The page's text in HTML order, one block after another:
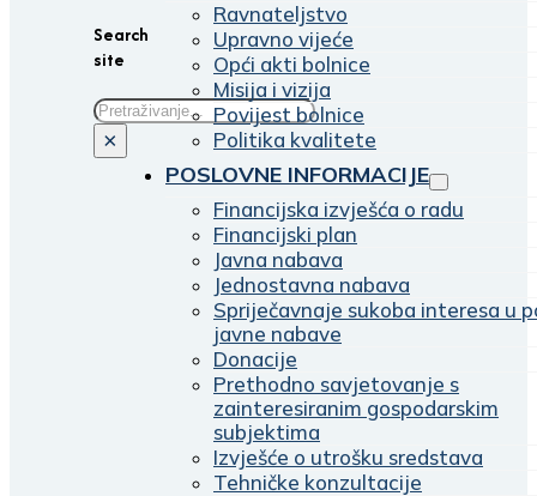
Search
site
Traži
×
Ravnateljstvo
Upravno vijeće
Opći akti bolnice
Misija i vizija
Povijest bolnice
Politika kvalitete
POSLOVNE INFORMACIJE
Financijska izvješća o radu
Financijski plan
Javna nabava
Jednostavna nabava
Spriječavnaje sukoba interesa u
javne nabave
Donacije
Prethodno savjetovanje s
zainteresiranim gospodarskim
subjektima
Izvješće o utrošku sredstava
Tehničke konzultacije